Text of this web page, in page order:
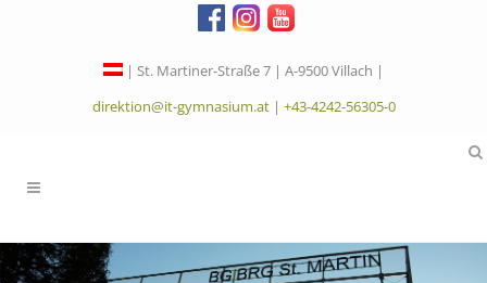
| St. Martiner-Straße 7 | A-9500 Villach |
direktion@it-gymnasium.at| +43-4242-56305-0